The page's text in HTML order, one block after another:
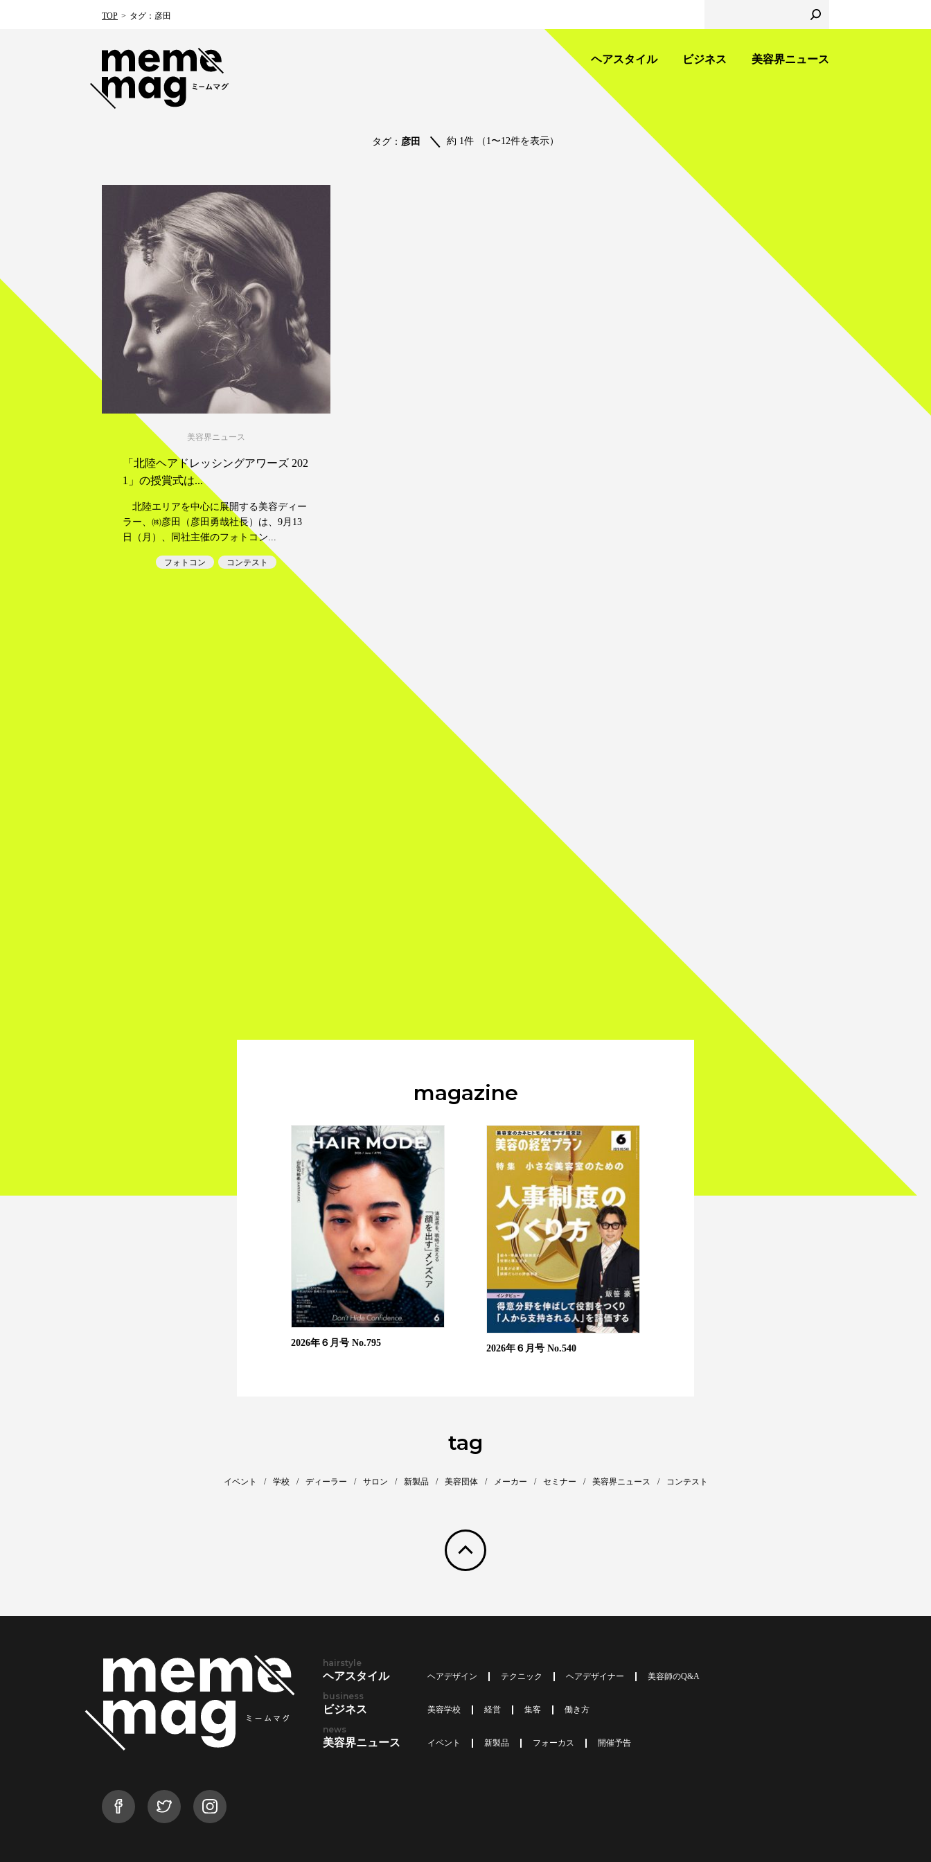
ヘアスタイル ビジネス 美容界ニュース
TOP タグ：彦田
タグ： 彦田 約 1件 （1〜12件を表示）
美容界ニュース
「北陸ヘアドレッシングアワーズ 202
1」の授賞式は...
北陸エリアを中心に展開する美容ディー
ラー、㈱彦田（彦田勇哉社長）は、9月13
日（月）、同社主催のフォトコン...
フォトコン コンテスト
magazine
2026年６月号 No.795
2026年６月号 No.540
tag
イベント 学校 ディーラー サロン 新製品 美容団体 メーカー セミナー 美容界ニュース コンテスト
hairstyle
ヘアスタイル ヘアデザイン テクニック ヘアデザイナー 美容師のQ&A
business
ビジネス 美容学校 経営 集客 働き方
news
美容界ニュース イベント 新製品 フォーカス 開催予告